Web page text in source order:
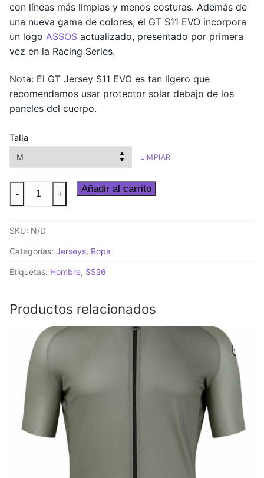
con líneas más limpias y menos costuras. Además de
una nueva gama de colores, el GT S11 EVO incorpora
un logo ASSOS actualizado, presentado por primera
vez en la Racing Series.
Nota: El GT Jersey S11 EVO es tan ligero que
recomendamos usar protector solar debajo de los
paneles del cuerpo.
Talla
LIMPIAR
GT
Jersey
Deep
cantidad
- + Añadir al carrito
SKU: N/D
Categorías: Jerseys, Ropa
Etiquetas: Hombre, SS26
Productos relacionados